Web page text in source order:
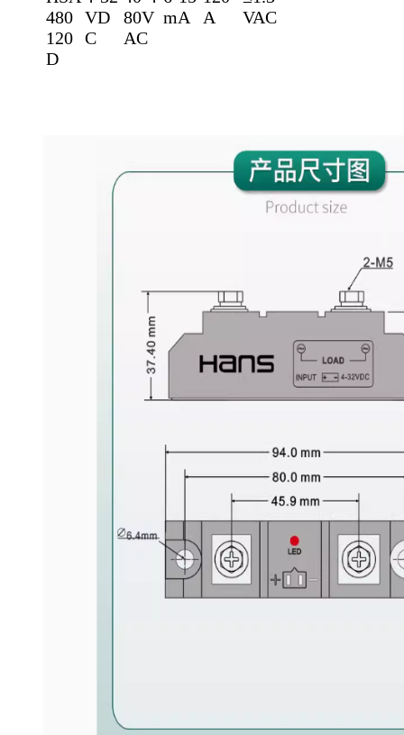
480
120
D
VD
C
80V
AC
mA
A
VAC